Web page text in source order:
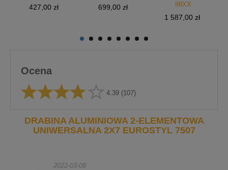
Cena
427,00 zł Cena
699,00 zł
88XX
Cena
1 587,00 zł
Ocena
4.39 (107)
DRABINA ALUMINIOWA 2-ELEMENTOWA
UNIWERSALNA 2X7 EUROSTYL 7507
2022-03-09